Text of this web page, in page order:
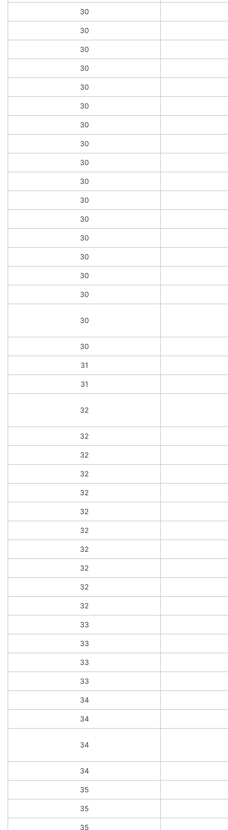
30
30
30
30
30
30
30
30
30
30
30
30
30
30
30
30
30
30
31
31
32
32
32
32
32
32
32
32
32
32
32
33
33
33
33
34
34
34
34
35
35
35